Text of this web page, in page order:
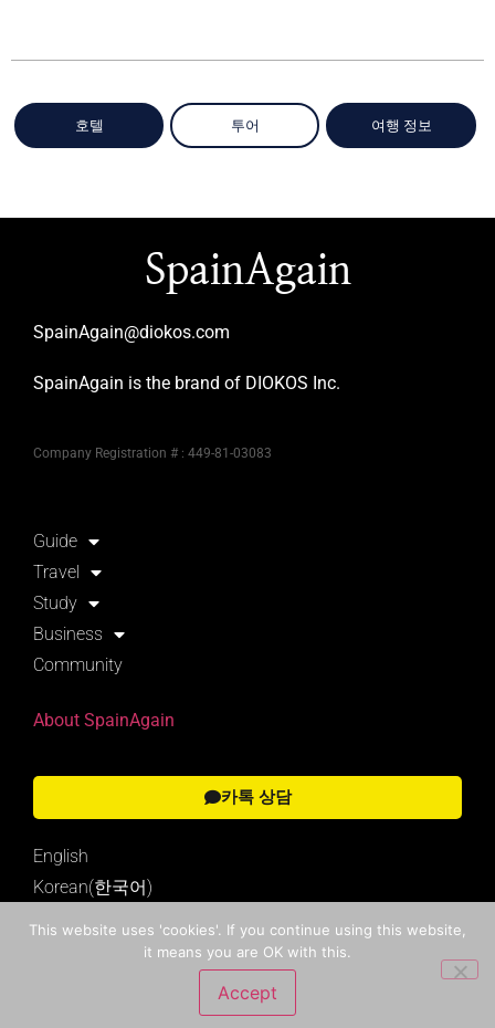
호텔 투어 여행 정보
SpainAgain
SpainAgain@diokos.com
SpainAgain is the brand of DIOKOS Inc.
Company Registration # : 449-81-03083
Guide
Travel
Study
Business
Community
About SpainAgain
카톡 상담
English
Korean(한국어)
This website uses 'cookies'. If you continue using this website,
it means you are OK with this.
Accept